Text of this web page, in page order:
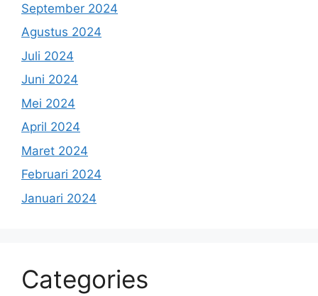
September 2024
Agustus 2024
Juli 2024
Juni 2024
Mei 2024
April 2024
Maret 2024
Februari 2024
Januari 2024
Categories